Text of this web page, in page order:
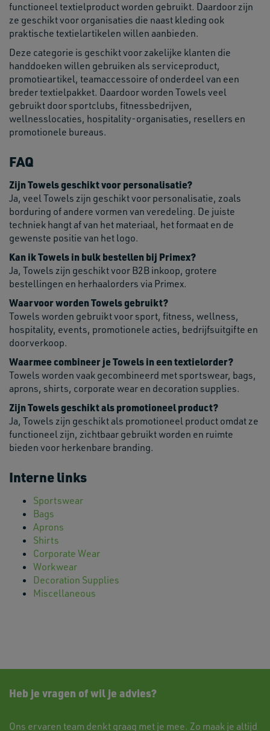
functioneel textielproduct worden gebruikt. Daardoor zijn
ze geschikt voor organisaties die naast kleding ook
praktische textielartikelen willen aanbieden.
Deze categorie is geschikt voor zakelijke klanten die
handdoeken willen gebruiken als serviceproduct,
promotieartikel, teamaccessoire of onderdeel van een
breder textielpakket. Daardoor worden Towels veel
gebruikt door sportclubs, fitnessbedrijven,
wellnesslocaties, hospitality-organisaties, resellers en
promotionele bureaus.
FAQ
Zijn Towels geschikt voor personalisatie?
Ja, veel Towels zijn geschikt voor personalisatie, zoals
borduring of andere vormen van veredeling. De juiste
techniek hangt af van het materiaal, het formaat en de
gewenste positie van het logo.
Kan ik Towels in bulk bestellen bij Primex?
Ja, Towels zijn geschikt voor B2B inkoop, grotere
bestellingen en herhaalorders via Primex.
Waarvoor worden Towels gebruikt?
Towels worden gebruikt voor sport, fitness, wellness,
hospitality, events, promotionele acties, bedrijfsuitgifte en
doorverkoop.
Waarmee combineer je Towels in een textielorder?
Towels worden vaak gecombineerd met sportswear, bags,
aprons, shirts, corporate wear en decoration supplies.
Zijn Towels geschikt als promotioneel product?
Ja, Towels zijn geschikt als promotioneel product omdat ze
functioneel zijn, zichtbaar gebruikt worden en ruimte
bieden voor herkenbare branding.
Interne links
Sportswear
Bags
Aprons
Shirts
Corporate Wear
Workwear
Decoration Supplies
Miscellaneous
Heb je vragen of wil je advies?
Ons ervaren team denkt graag met je mee. Zo maak je altijd